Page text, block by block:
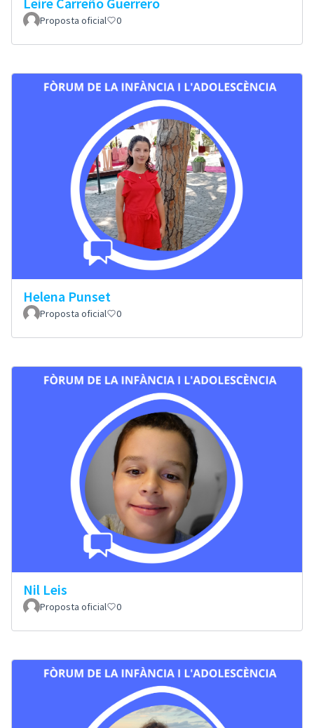
Proposta oficial 0
Helena Punset
Proposta oficial 0
Nil Leis
Proposta oficial 0